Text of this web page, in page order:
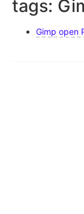
tags:
Gimp open